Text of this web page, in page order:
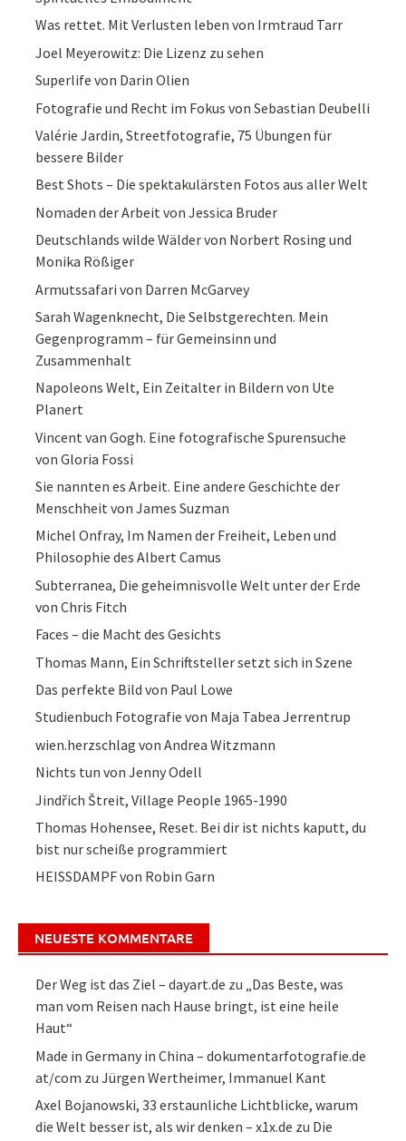
Was rettet. Mit Verlusten leben von Irmtraud Tarr
Joel Meyerowitz: Die Lizenz zu sehen
Superlife von Darin Olien
Fotografie und Recht im Fokus von Sebastian Deubelli
Valérie Jardin, Streetfotografie, 75 Übungen für
bessere Bilder
Best Shots – Die spektakulärsten Fotos aus aller Welt
Nomaden der Arbeit von Jessica Bruder
Deutschlands wilde Wälder von Norbert Rosing und
Monika Rößiger
Armutssafari von Darren McGarvey
Sarah Wagenknecht, Die Selbstgerechten. Mein
Gegenprogramm – für Gemeinsinn und
Zusammenhalt
Napoleons Welt, Ein Zeitalter in Bildern von Ute
Planert
Vincent van Gogh. Eine fotografische Spurensuche
von Gloria Fossi
Sie nannten es Arbeit. Eine andere Geschichte der
Menschheit von James Suzman
Michel Onfray, Im Namen der Freiheit, Leben und
Philosophie des Albert Camus
Subterranea, Die geheimnisvolle Welt unter der Erde
von Chris Fitch
Faces – die Macht des Gesichts
Thomas Mann, Ein Schriftsteller setzt sich in Szene
Das perfekte Bild von Paul Lowe
Studienbuch Fotografie von Maja Tabea Jerrentrup
wien.herzschlag von Andrea Witzmann
Nichts tun von Jenny Odell
Jindřich Štreit, Village People 1965-1990
Thomas Hohensee, Reset. Bei dir ist nichts kaputt, du
bist nur scheiße programmiert
HEISSDAMPF von Robin Garn
NEUESTE KOMMENTARE
Der Weg ist das Ziel – dayart.de zu „Das Beste, was
man vom Reisen nach Hause bringt, ist eine heile
Haut“
Made in Germany in China – dokumentarfotografie.de
at/com zuJürgen Wertheimer, Immanuel Kant
Axel Bojanowski, 33 erstaunliche Lichtblicke, warum
die Welt besser ist, als wir denken – x1x.de zu Die